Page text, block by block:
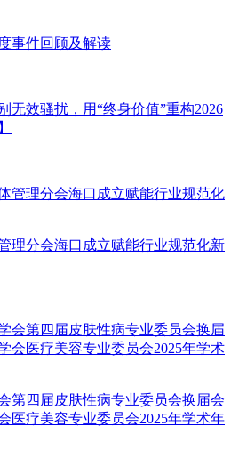
事件回顾及解读
无效骚扰，用“终身价值”重构2026
理分会海口成立赋能行业规范化新
第四届皮肤性病专业委员会换届会
医疗美容专业委员会2025年学术年